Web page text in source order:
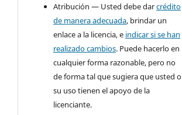
Atribución — Usted debe darcrédito
de manera adecuada, brindar un
enlace a la licencia, e indicar si se han
realizado cambios. Puede hacerlo en
cualquier forma razonable, pero no
de forma tal que sugiera que usted o
su uso tienen el apoyo de la
licenciante.